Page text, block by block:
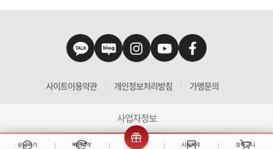
사이트이용약관 개인정보처리방침 가맹문의
사업자정보
상담하기 빠른예약 이벤트 시술예약 장바구니